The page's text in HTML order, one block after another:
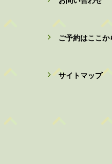
ご予約はここか
サイトマップ